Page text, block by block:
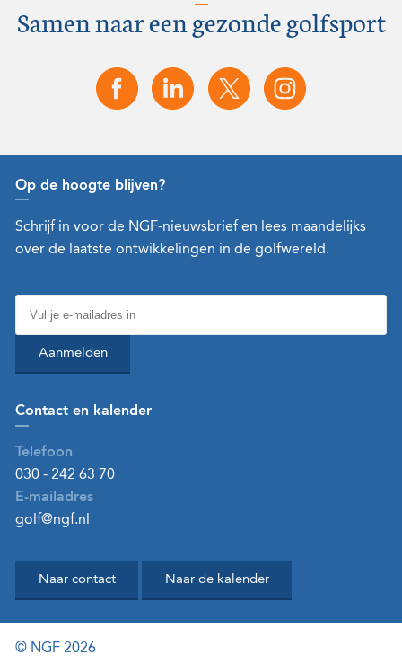
Samen naar een gezonde golfsport
Op de hoogte blijven?
Schrijf in voor de NGF-nieuwsbrief en lees maandelijks
over de laatste ontwikkelingen in de golfwereld.
Aanmelden
Contact en kalender
Telefoon
030 - 242 63 70
E-mailadres
golf@ngf.nl
Naar contact Naar de kalender
© NGF 2026